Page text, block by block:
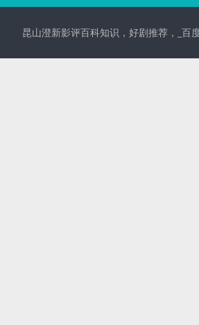
昆山澄新影评百科知识，好剧推荐，_百